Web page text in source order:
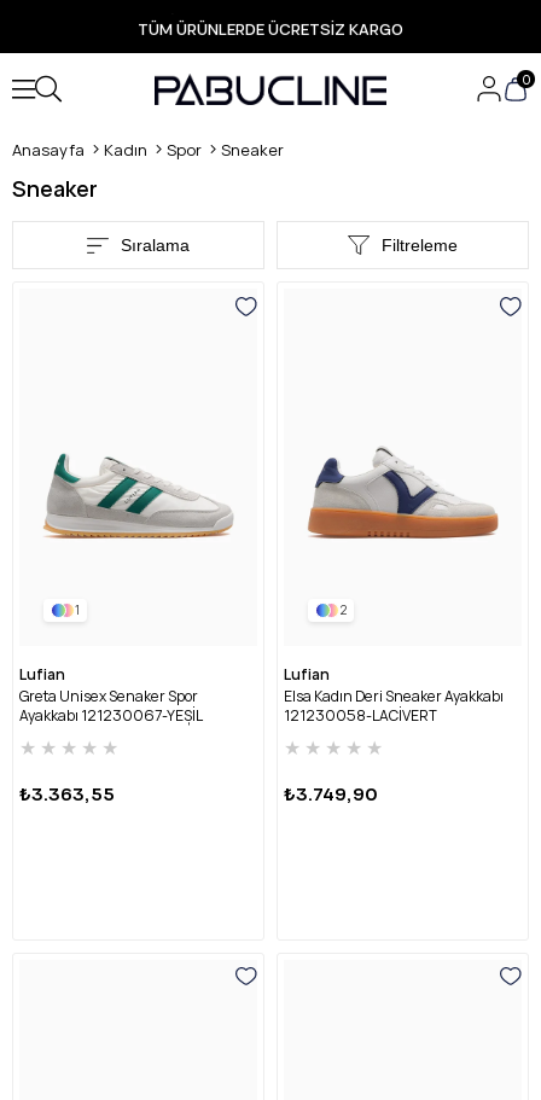
TÜM ÜRÜNLERDE ÜCRETSİZ KARGO
Yeni Sezon Ürünlerde Özel Fırsatlar
Seçili Ürünlerde Hızlı Teslimat
0
Anasayfa Kadın Spor Sneaker
Sneaker
Filtreleme
Sıralama
1
Lufian
Greta Unisex Senaker Spor
Ayakkabı 121230067-YEŞİL
★ ★ ★ ★ ★
₺3.363,55
2
Lufian
Elsa Kadın Deri Sneaker Ayakkabı
121230058-LACİVERT
★ ★ ★ ★ ★
₺3.749,90